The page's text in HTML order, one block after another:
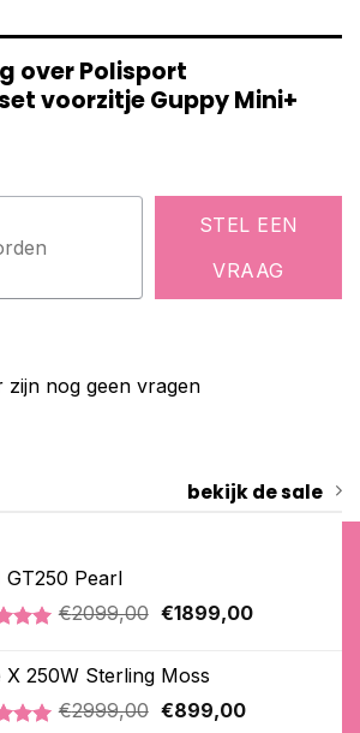
over Polisport
voorzitje Guppy Mini+
STEL EEN
VRAAG
zijn nog geen vragen
bekijk de sale
GT250 Pearl
€2099,00 Oorspronkelijke
€2099,00.
€1899,00Huidige
X 250W Sterling Moss
€2999,00 Oorspronkelijke
€899,00Huidige